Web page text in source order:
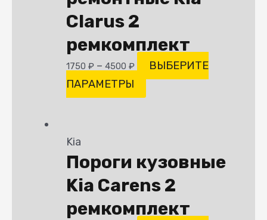
Clarus 2
ремкомплект
1750₽ –4500₽
ВЫБЕРИТЕ
ПАРАМЕТРЫ
Kia
Пороги кузовные
Kia Carens 2
ремкомплект